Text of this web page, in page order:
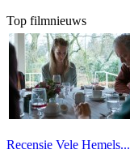
Top filmnieuws
Recensie Vele Hemels...